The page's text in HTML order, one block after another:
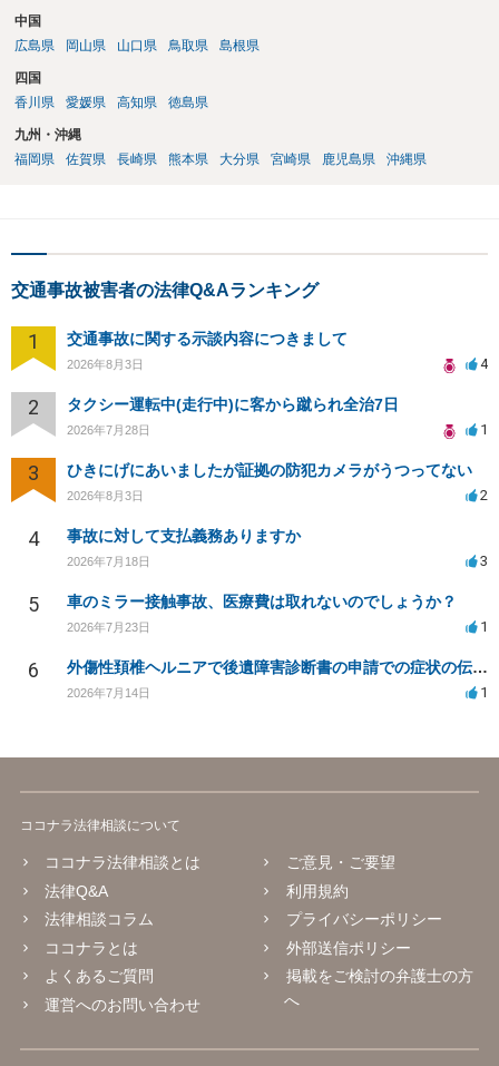
中国
広島県
岡山県 山口県 鳥取県 島根県
四国
香川県
愛媛県 高知県 徳島県
九州・沖縄
福岡県
佐賀県 長崎県 熊本県 大分県 宮崎県 鹿児島県 沖縄県
交通事故被害者の法律Q&Aランキング
1 交通事故に関する示談内容につきまして
2026年8月3日 4
2 タクシー運転中(走行中)に客から蹴られ全治7日
2026年7月28日 1
3 ひきにげにあいましたが証拠の防犯カメラがうつってない
2026年8月3日 2
4 事故に対して支払義務ありますか
2026年7月18日 3
5 車のミラー接触事故、医療費は取れないのでしょうか？
2026年7月23日 1
6 外傷性頚椎ヘルニアで後遺障害診断書の申請での症状の伝え方等
2026年7月14日 1
ココナラ法律相談について
ココナラ法律相談とは
法律Q&A
法律相談コラム
ココナラとは
よくあるご質問
運営へのお問い合わせ
ご意見・ご要望
利用規約
プライバシーポリシー
外部送信ポリシー
掲載をご検討の弁護士の方
へ